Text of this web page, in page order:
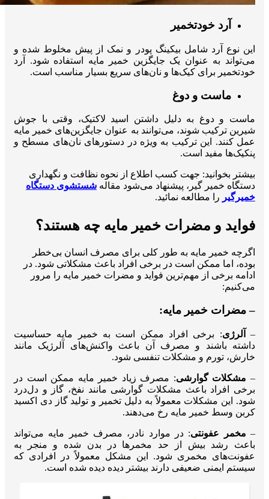
آرد خودتخمیر
این نوع آرد شامل بیکینگ پودر و نمک از پیش مخلوط شده و
می‌تواند به عنوان یک جایگزین خمیر مایه استفاده شود. آرد
خودتخمیر برای کیک‌ها و نان‌های سریع بسیار مناسب است.
ماست و دوغ
ماست و دوغ به دلیل داشتن اسید لاکتیک، وقتی با جوش
شیرین ترکیب شوند، می‌توانند به عنوان جایگزین‌های خمیر مایه
عمل کنند. این ترکیب به ویژه در دستورهای نان‌های مسطح و
پنکیک‌ها مفید است.
بیشتر بخوانید: جهت کسب اطلاع از نحوه نظافت و نگهداری
دستگاه خمیر گیر، پیشنهاد می‌شود مقاله شستشوی دستگاه
خمیرگیر را مطالعه نمائید.
فواید و مضرات خمیر مایه چه هستند؟
اگرچه خمیر مایه به طور کلی برای مصرف انسان بی‌خطر
بوده، اما ممکن است در برخی افراد باعث مشکلاتی شود. در
ادامه برخی از مهم‌ترین فواید و مضرات خمیر مایه را مرور
می‌کنیم:
– مضرات خمیر مایه:
–آلرژی: برخی افراد ممکن است به خمیر مایه حساسیت
داشته باشند و مصرف آن باعث واکنش‌های آلرژیک مانند
خارش، تورم و مشکلات تنفسی شود.
– مشکلات گوارشی: مصرف زیاد خمیر مایه ممکن است در
برخی افراد باعث مشکلات گوارشی مانند نفخ، گاز و دل‌درد
شود. این مشکلات معمولاً به دلیل تخمیر و تولید گاز ‌دی ‌اکسید
کربن وسط خمیر مایه رخ می‌دهند.
– مخمر عفونتی: در موارد نادر، مصرف خمیر مایه می‌تواند
باعث رشد بیش از حد مخمرها در بدن شده و منجر به
عفونت‌های مخمری شود. این مشکل معمولاً در افرادی که
سیستم ایمنی ضعیفی دارند بیشتر دیده دیده شده است.